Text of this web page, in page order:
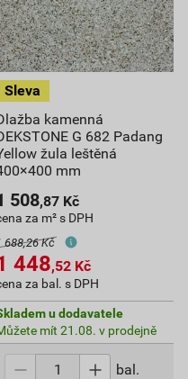
kamenná
G 682 Padang
žula leštěná
mm
508,87 Kč
za m² s DPH
688,26 Kč
448,52 Kč
za bal. s DPH
u dodavatele
mít 21.08. v prodejně
bal.